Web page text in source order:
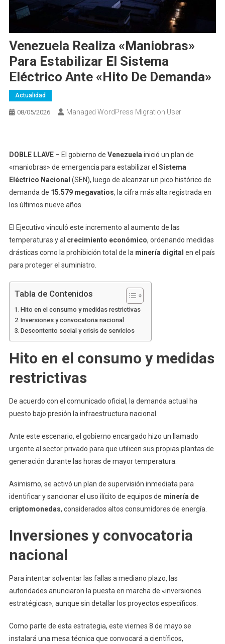
Venezuela Realiza «maniobras»
Para Estabilizar El Sistema
Eléctrico Ante «hito De Demanda»
Actualidad
08/05/2026 Managed WordPress Migration User
DOBLE LLAVE– El gobierno de Venezuela inició un plan de
«maniobras» de emergencia para estabilizar el Sistema
Eléctrico Nacional (SEN), luego de alcanzar un pico histórico de
demanda de 15.579 megavatios, la cifra más alta registrada en
los últimos nueve años.
El Ejecutivo vinculó este incremento al aumento de las
temperaturas y al crecimiento económico, ordenando medidas
drásticas como la prohibición total de la minería digital en el país
para proteger el suministro.
Tabla de Contenidos
Hito en el consumo y medidas restrictivas
Inversiones y convocatoria nacional
Descontento social y crisis de servicios
Hito en el consumo y medidas
restrictivas
De acuerdo con el comunicado oficial, la demanda actual ha
puesto bajo presión la infraestructura nacional.
Ante este escenario, el gobierno encargado hizo un llamado
urgente al sector privado para que utilicen sus propias plantas de
generación durante las horas de mayor temperatura.
Asimismo, se activó un plan de supervisión inmediata para
identificar y sancionar el uso ilícito de equipos de minería de
criptomonedas, considerados altos consumidores de energía.
Inversiones y convocatoria
nacional
Para intentar solventar las fallas a mediano plazo, las
autoridades anunciaron la puesta en marcha de «inversiones
estratégicas», aunque sin detallar los proyectos específicos.
Como parte de esta estrategia, este viernes 8 de mayo se
instalará una mesa técnica que convocará a científicos,